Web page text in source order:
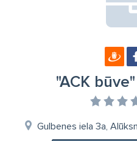
"ACK
Gulbenes iela 3a,